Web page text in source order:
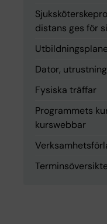
distans ges för
Dator,
Fysiska träffar
Programmets
kurswebbar